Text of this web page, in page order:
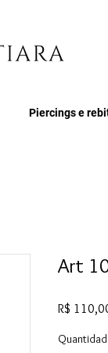
Piercings e
Art
R$